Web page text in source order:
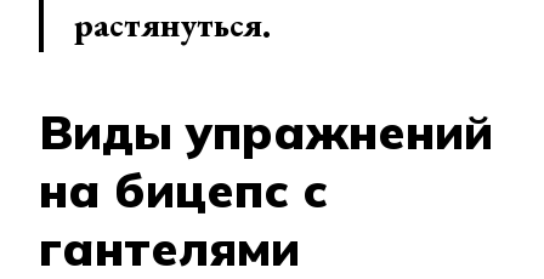
растянуться.
Виды упражнений
на бицепс с
гантелями